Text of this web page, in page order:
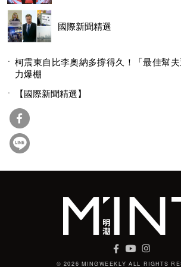
國際新聞精選
柯震東自比李奧納多撐得久！「最佳幫
力爆棚
【國際新聞精選】
© 2026 MINGWEEKLY ALL RIGHTS